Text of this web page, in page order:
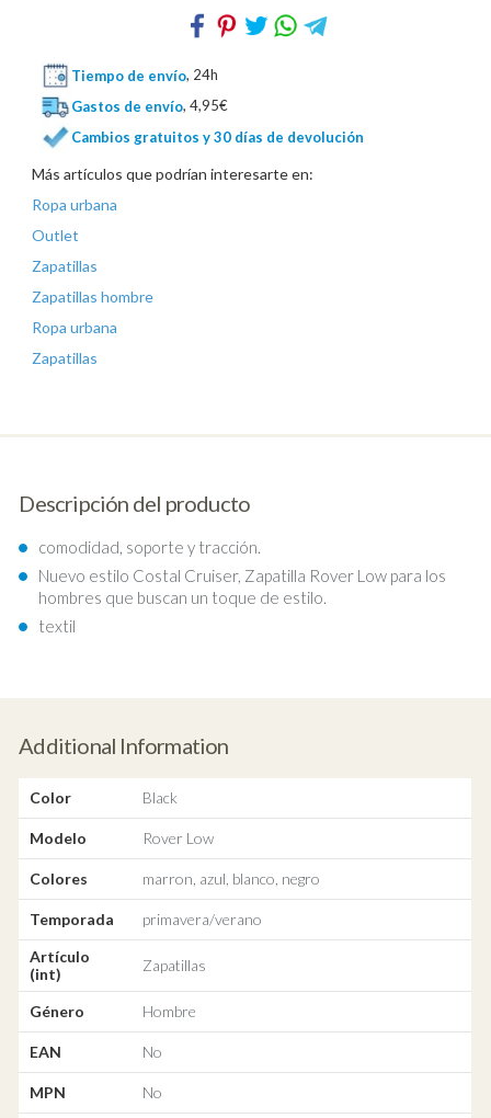
Tiempo de envío, 24h
Gastos de envío, 4,95€
Cambios gratuitos y 30 días de devolución
Más artículos que podrían interesarte en:
Ropa urbana
Outlet
Zapatillas
Zapatillas hombre
Ropa urbana
Zapatillas
Descripción del producto
comodidad, soporte y tracción.
Nuevo estilo Costal Cruiser, Zapatilla Rover Low para los
hombres que buscan un toque de estilo.
textil
Additional Information
Color Black
Modelo Rover Low
Colores marron, azul, blanco, negro
Temporada
primavera/verano
Artículo
(int)
Zapatillas
Género Hombre
EAN No
MPN No